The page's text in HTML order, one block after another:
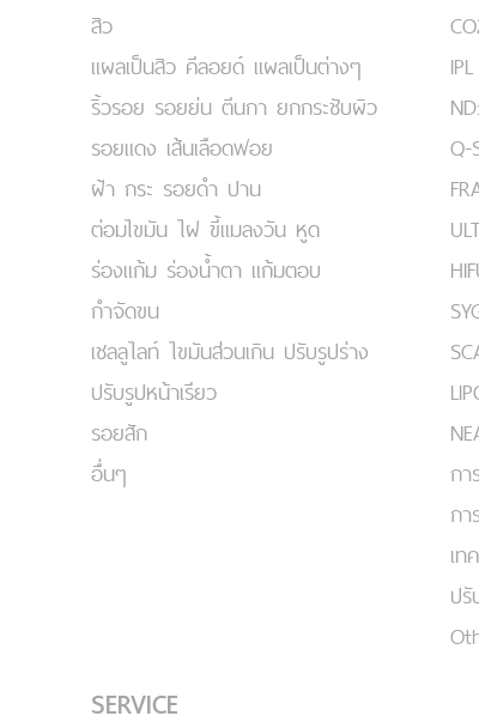
สิว
แผลเป็นสิว คีลอยด์ แผลเป็นต่างๆ
ริ้วรอย รอยย่น ตีนกา ยกกระชับผิว
รอยแดง เส้นเลือดฟอย
ฝ้า กระ รอยดำ ปาน
ต่อมไขมัน ไฝ ขี้แมลงวัน หูด
ร่องแก้ม ร่องน้ำตา แก้มตอบ
กำจัดขน
เชลลูไลท์ ไขมันส่วนเกิน ปรับรูปร่าง
ปรับรูปหน้าเรียว
รอยสัก
อื่นๆ
IPL
Q-
ก
ก
เ
ป
SERVICE